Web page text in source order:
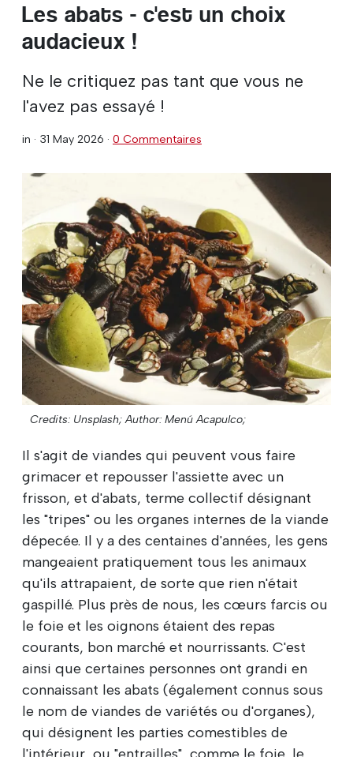
Les abats - c'est un choix
audacieux !
Ne le critiquez pas tant que vous ne
l'avez pas essayé !
in · 31 May 2026 · 0 Commentaires
Credits: Unsplash; Author: Menú Acapulco;
Il s'agit de viandes qui peuvent vous faire
grimacer et repousser l'assiette avec un
frisson, et d'abats, terme collectif désignant
les "tripes" ou les organes internes de la viande
dépecée. Il y a des centaines d'années, les gens
mangeaient pratiquement tous les animaux
qu'ils attrapaient, de sorte que rien n'était
gaspillé. Plus près de nous, les cœurs farcis ou
le foie et les oignons étaient des repas
courants, bon marché et nourrissants. C'est
ainsi que certaines personnes ont grandi en
connaissant les abats (également connus sous
le nom de viandes de variétés ou d'organes),
qui désignent les parties comestibles de